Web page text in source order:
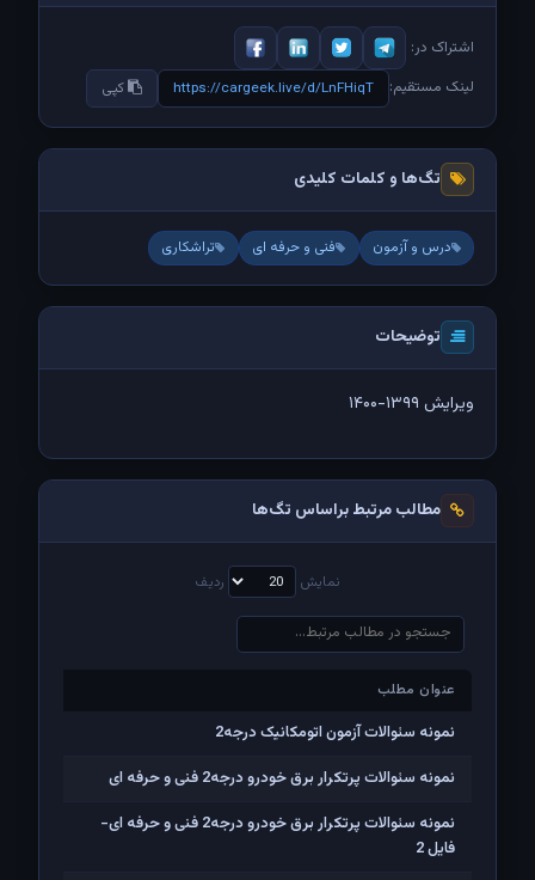
اشتراک در:
لینک مستقیم: https://cargeek.live/d/LnFHiqT کپی
تگ‌ها و کلمات کلیدی
درس و آزمون فنی و حرفه ای تراشکاری
توضیحات
ویرایش ۱۳۹۹-۱۴۰۰
مطالب مرتبط براساس تگ‌ها
نمایش ردیف
عنوان مطلب
عنوان مطلب
نمونه سئوالات آزمون اتومکانیک درجه2
نمونه سئوالات پرتکرار برق خودرو درجه2 فنی و حرفه ای
نمونه سئوالات پرتکرار برق خودرو درجه2 فنی و حرفه ای-
فایل 2